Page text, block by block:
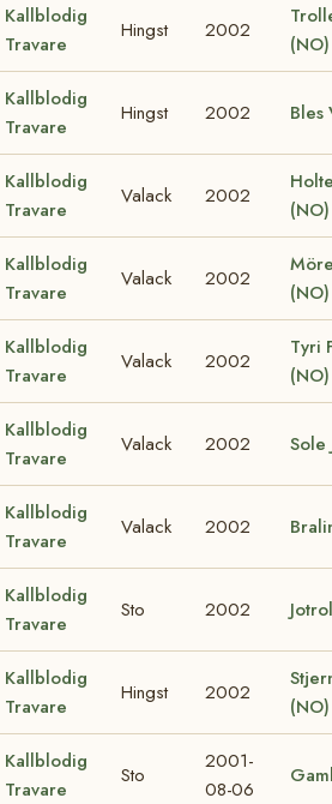
Kallblodig
Travare
Hingst 2002
(NO)
Kallblodig
Travare
Hingst 2002 Bles
Kallblodig
Travare
Valack 2002
(NO)
Kallblodig
Travare
Valack 2002
(NO)
Kallblodig
Travare
Valack 2002
Tyri
(NO)
Kallblodig
Travare
Valack 2002 Sole
Kallblodig
Travare
Valack 2002
Kallblodig
Travare
Sto 2002
Kallblodig
Travare
Hingst 2002
(NO)
Kallblodig
Travare
Sto
2001-
08-06